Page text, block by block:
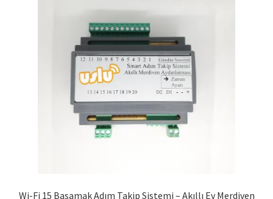
Wi-Fi 15 Basamak Adım Takip Sistemi – Akıllı Ev Merdiven